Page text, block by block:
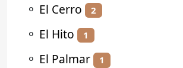
⚬ El Cerro 2
⚬ El Hito 1
⚬ El Palmar 1